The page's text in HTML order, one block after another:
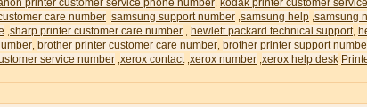
printer customer service phone number kodak printer customer service
care number samsung support number samsung help samsung
sharp printer customer care number hewlett packard technical support
brother printer customer care number brother printer support
service number xerox contact xerox number xerox help desk